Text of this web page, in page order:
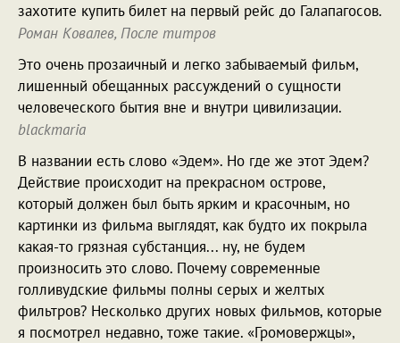
захотите купить билет на первый рейс до Галапагосов.
Роман Ковалев, После титров
Это очень прозаичный и легко забываемый фильм,
лишенный обещанных рассуждений о сущности
человеческого бытия вне и внутри цивилизации.
blackmaria
В названии есть слово «Эдем». Но где же этот Эдем?
Действие происходит на прекрасном острове,
который должен был быть ярким и красочным, но
картинки из фильма выглядят, как будто их покрыла
какая-то грязная субстанция... ну, не будем
произносить это слово. Почему современные
голливудские фильмы полны серых и желтых
фильтров? Несколько других новых фильмов, которые
я посмотрел недавно, тоже такие. «Громовержцы»,